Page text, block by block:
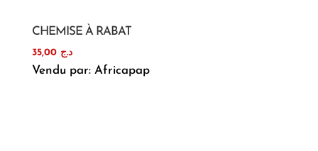
CHEMISE À RABAT
د.ج 35,00
Vendu par: Africapap